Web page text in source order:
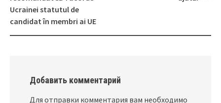
navigation
Ucrainei statutul de
candidat în membri ai UE
Добавить комментарий
Для отправки комментария вам необходимо